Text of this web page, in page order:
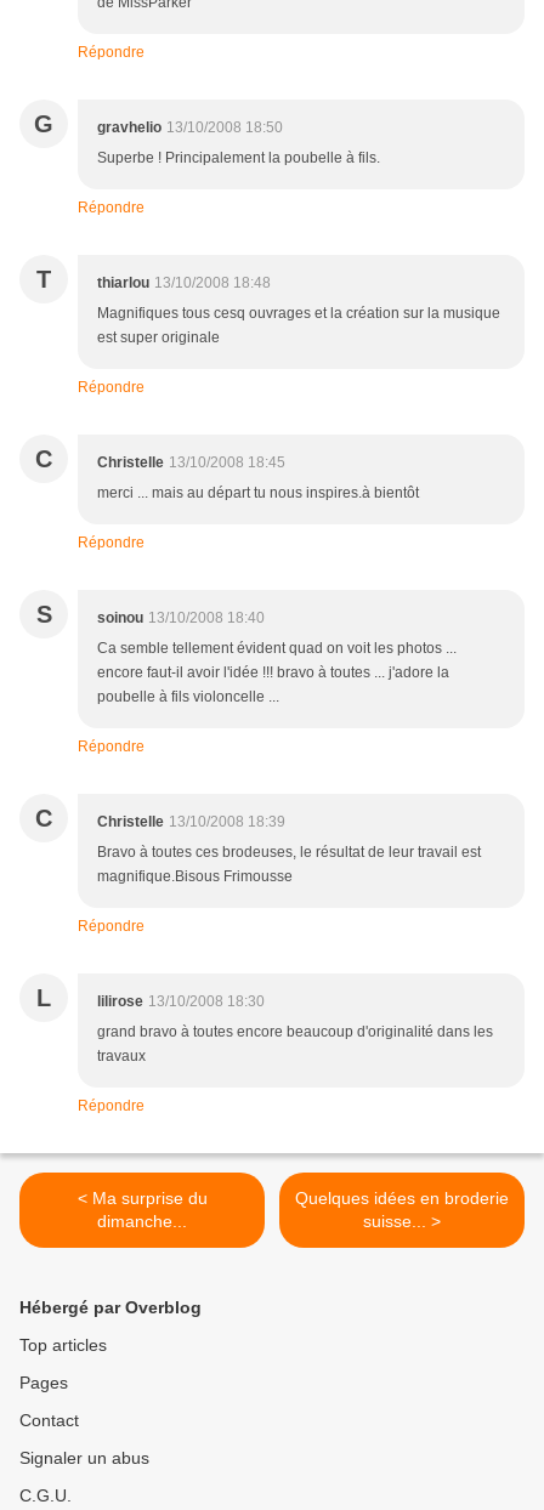
Répondre
G gravhelio 13/10/2008 18:50
Superbe ! Principalement la poubelle à fils.
Répondre
T thiarlou 13/10/2008 18:48
Magnifiques tous cesq ouvrages et la création sur la musique
est super originale
Répondre
C Christelle 13/10/2008 18:45
merci ... mais au départ tu nous inspires.à bientôt
Répondre
S soinou 13/10/2008 18:40
Ca semble tellement évident quad on voit les photos ...
encore faut-il avoir l'idée !!! bravo à toutes ... j'adore la
poubelle à fils violoncelle ...
Répondre
C Christelle 13/10/2008 18:39
Bravo à toutes ces brodeuses, le résultat de leur travail est
magnifique.Bisous Frimousse
Répondre
L lilirose 13/10/2008 18:30
grand bravo à toutes encore beaucoup d'originalité dans les
travaux
Répondre
< Ma surprise du
dimanche...
Quelques idées en broderie
suisse... >
Hébergé par Overblog
Top articles
Pages
Contact
Signaler un abus
C.G.U.